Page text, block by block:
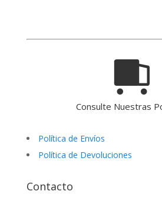
Consulte Nuestras
Política de Envíos
Política de Devoluciones
Contacto